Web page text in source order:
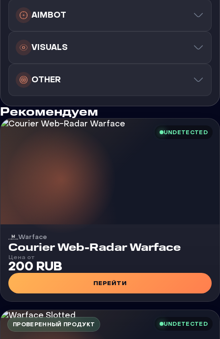
AIMBOT
VISUALS
OTHER
Рекомендуем
UNDETECTED
Warface
Чит
Courier Web-Radar Warface
Цена от
200 RUB
ПЕРЕЙТИ
ПРОВЕРЕННЫЙ ПРОДУКТ UNDETECTED